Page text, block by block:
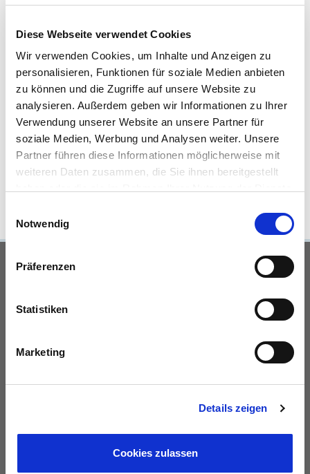
Diese Webseite verwendet Cookies
Wir verwenden Cookies, um Inhalte und Anzeigen zu
personalisieren, Funktionen für soziale Medien anbieten
zu können und die Zugriffe auf unsere Website zu
analysieren. Außerdem geben wir Informationen zu Ihrer
Verwendung unserer Website an unsere Partner für
soziale Medien, Werbung und Analysen weiter. Unsere
Partner führen diese Informationen möglicherweise mit
weiteren Daten zusammen, die Sie ihnen bereitgestellt
Notwendig
Präferenzen
Statistiken
Marketing
Details zeigen
Cookies zulassen
Braunschweig
Mietangebote Braunschweig
Mietwohnungen
Braunschweig
Wohnung suche Braunschweig
Wohnungssuche
Wohnungsanzeigen Braunschweig
kaufen Braunschweig
mieten Braunschweig
Immobilie
Braunschweig
Immobilien Braunschweig
Hauskauf
Braunschweig
Immobilienkauf Braunschweig
Einfamilienhaus
Braunschweig
Einfamilienhäuser Braunschweig
UNSERE PARTNER &